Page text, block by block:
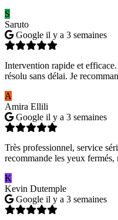
S
Saruto
Google il y a 3 semaines
Intervention rapide et
résolu sans délai. Je
A
Amira Ellili
Google il y a 3 semaines
Très professionnel, service
recommande les yeux
K
Kevin Dutemple
Google il y a 3 semaines